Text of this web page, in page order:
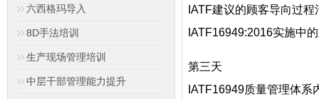
六西格玛导入
8D手法培训
生产现场管理培训
中层干部管理能力提升
IATF建议的顾客导向过
IATF16949:2016实施中
第三天
IATF16949质量管理体系